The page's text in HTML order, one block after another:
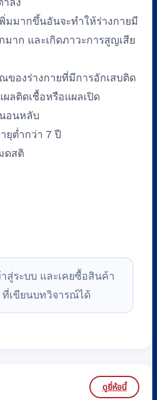
มมากขึ้นอันจะทำให้ร่างกายมี
มาก และเกิดภาวะการสูญเสีย
ของร่างกายที่มีการอักเสบติด
ลติดเชื้อหรือแผลเปิด
อนหลับ
ยุตํ่ากว่า 7 ปี
ดสติ
สู่ระบบ และเคยซื้อสินค้า
เขียนบทวิจารณ์ได้
ดูยี่ห้อนี้